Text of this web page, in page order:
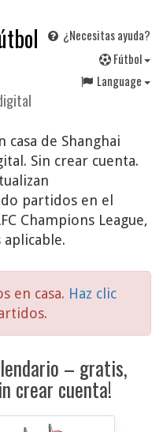
¿Necesitas ayuda?
Fútbol
Language
de Shanghai
Sin crear cuenta.
partidos en el
Champions League,
aplicable.
en casa. Haz clic
– gratis,
crear cuenta!